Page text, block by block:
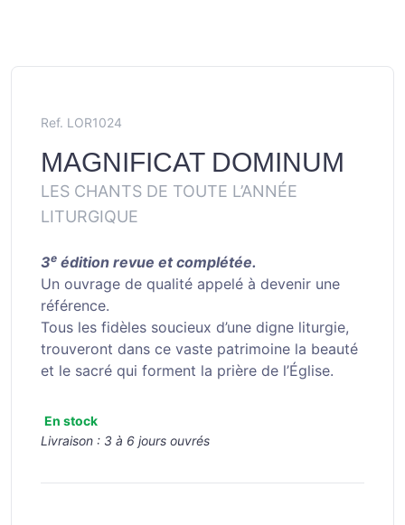
Ref. LOR1024
MAGNIFICAT DOMINUM
LES CHANTS DE TOUTE L’ANNÉE
LITURGIQUE
3e édition revue et complétée.
Un ouvrage de qualité appelé à devenir une
référence.
Tous les fidèles soucieux d’une digne liturgie,
trouveront dans ce vaste patrimoine la beauté
et le sacré qui forment la prière de l’Église.
En stock
Livraison : 3 à 6 jours ouvrés